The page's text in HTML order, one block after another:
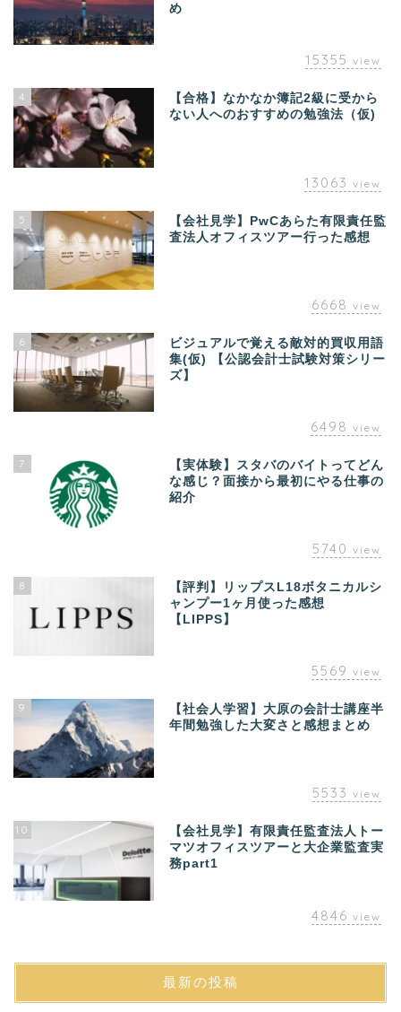
め
15355 view
4
【合格】なかなか簿記2級に受から
ない人へのおすすめの勉強法（仮)
13063 view
5
【会社見学】PwCあらた有限責任監
査法人オフィスツアー行った感想
6668 view
6
ビジュアルで覚える敵対的買収用語
集(仮) 【公認会計士試験対策シリー
ズ】
6498 view
7
【実体験】スタバのバイトってどん
な感じ？面接から最初にやる仕事の
紹介
5740 view
8
【評判】リップスL18ボタニカルシ
ャンプー1ヶ月使った感想
【LIPPS】
5569 view
9
【社会人学習】大原の会計士講座半
年間勉強した大変さと感想まとめ
5533 view
10
【会社見学】有限責任監査法人トー
マツオフィスツアーと大企業監査実
務part1
4846 view
最新の投稿